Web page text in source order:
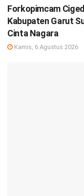
Forkopimcam
Kabupaten Garut
Cinta Nagara
Kamis, 6 Agustus 2026